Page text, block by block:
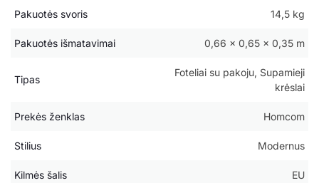
Pakuotės svoris 14,5 kg
Pakuotės išmatavimai 0,66 × 0,65 × 0,35 m
Tipas
Foteliai su pakoju, Supamieji
krėslai
Prekės ženklas Homcom
Stilius Modernus
Kilmės šalis EU